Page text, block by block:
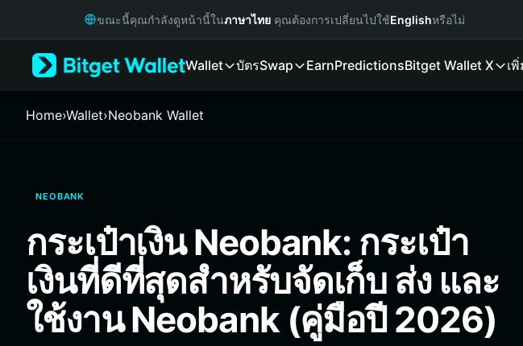
Русский
Italiano
繁體中文
Português (Portugal)
Bahasa Indonesia
ภาษาไทย
Español
Português (Brasil)
ขณะนี้คุณกำลังดูหน้านี้ในภาษาไทย คุณต้องการเปลี่ยนไปใช้Englishหรือไม่
Wallet บัตรSwap EarnPredictionsBitget Wallet X เ
Home›Wallet›Neobank Wallet
NEOBANK
กระเป๋าเงิน Neobank: กระเป๋า
เงินที่ดีที่สุดสำหรับจัดเก็บ ส่ง และ
ใช้งาน Neobank (คู่มือปี 2026)